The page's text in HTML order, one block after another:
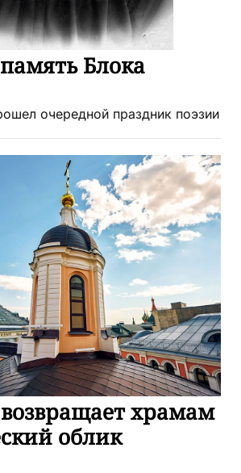
Блока
очередной праздник поэзии
храмам
облик